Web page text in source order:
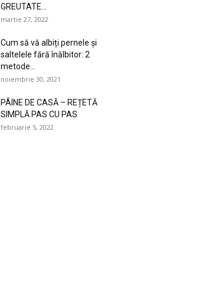
GREUTATE...
martie 27, 2022
Cum să vă albiți pernele și
saltelele fără înălbitor: 2
metode...
noiembrie 30, 2021
PÂINE DE CASĂ – REȚETĂ
SIMPLĂ PAS CU PAS
februarie 5, 2022